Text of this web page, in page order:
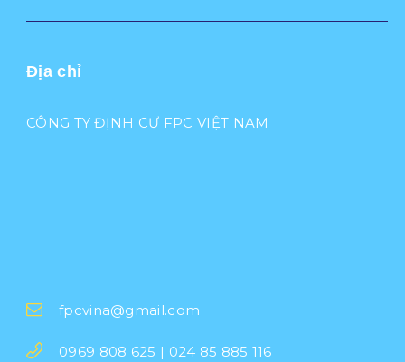
Địa chỉ
CÔNG TY ĐỊNH CƯ FPC VIỆT NAM
fpcvina@gmail.com
0969 808 625 | 024 85 885 116